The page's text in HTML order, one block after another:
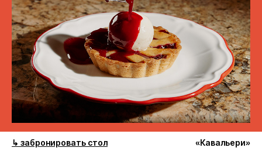
↳ забронировать стол «Кавальери»